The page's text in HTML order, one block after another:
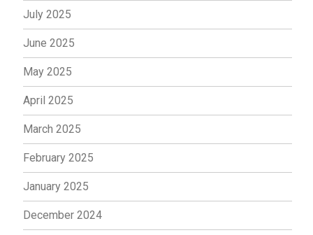
July 2025
June 2025
May 2025
April 2025
March 2025
February 2025
January 2025
December 2024